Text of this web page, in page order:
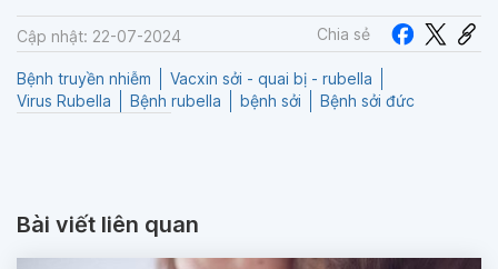
Cập nhật: 22-07-2024 Chia sẻ
Bệnh truyền nhiễm
Vacxin sởi - quai bị - rubella
Virus Rubella
Bệnh rubella bệnh sởi Bệnh sởi đức
Bài viết liên quan